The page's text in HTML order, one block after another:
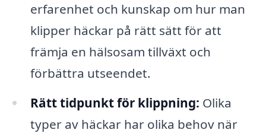
erfarenhet och kunskap om hur man
klipper häckar på rätt sätt för att
främja en hälsosam tillväxt och
förbättra utseendet.
Rätt tidpunkt för klippning: Olika
typer av häckar har olika behov när